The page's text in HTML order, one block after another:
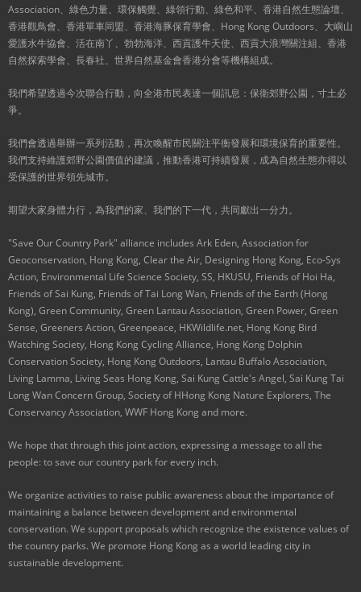
Association、綠色力量、環保觸覺、綠領行動、綠色和平、香港自然生態論壇、
香港觀鳥會、香港單車同盟、香港海豚保育學會、Hong Kong Outdoors、大嶼山
愛護水牛協會、活在南丫、勃勃海洋、西貢護牛天使、西貢大浪灣關注組、香港
自然探索學會、長春社、世界自然基金會香港分會等機構組成。
我們希望透過今次聯合行動，向全港市民表達一個訊息：保衛郊野公園，寸土必
爭。
我們會透過舉辦一系列活動，再次喚醒市民關注平衡發展和環境保育的重要性。
我們支持維護郊野公園價值的建議，推動香港可持續發展，成為自然生態亦得以
受保護的世界領先城市。
期望大家身體力行，為我們的家、我們的下一代，共同獻出一分力。
"Save Our Country Park" alliance includes Ark Eden, Association for
Geoconservation, Hong Kong, Clear the Air, Designing Hong Kong, Eco-Sys
Action, Environmental Life Science Society, SS, HKUSU, Friends of Hoi Ha,
Friends of Sai Kung, Friends of Tai Long Wan, Friends of the Earth (Hong
Kong), Green Community, Green Lantau Association, Green Power, Green
Sense, Greeners Action, Greenpeace, HKWildlife.net, Hong Kong Bird
Watching Society, Hong Kong Cycling Alliance, Hong Kong Dolphin
Conservation Society, Hong Kong Outdoors, Lantau Buffalo Association,
Living Lamma, Living Seas Hong Kong, Sai Kung Cattle's Angel, Sai Kung Tai
Long Wan Concern Group, Society of HHong Kong Nature Explorers, The
Conservancy Association, WWF Hong Kong and more.
We hope that through this joint action, expressing a message to all the
people: to save our country park for every inch.
We organize activities to raise public awareness about the importance of
maintaining a balance between development and environmental
conservation. We support proposals which recognize the existence values of
the country parks. We promote Hong Kong as a world leading city in
sustainable development.